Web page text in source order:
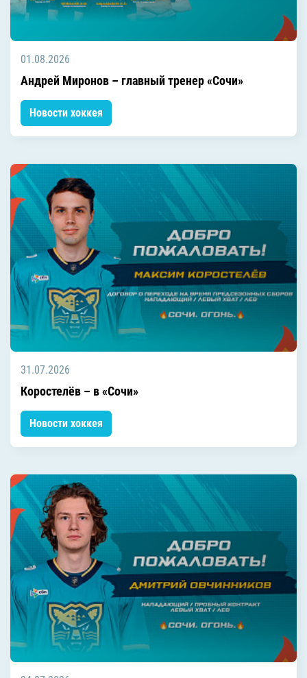
01.08.2026
Андрей Миронов – главный тренер «Сочи»
Новости хоккея
31.07.2026
Коростелёв – в «Сочи»
Новости хоккея